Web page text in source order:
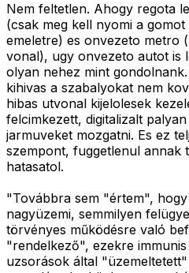
Nem feltetlen. Ahogy regota
(csak meg kell nyomi a
emeletre) es onvezeto metro
vonal), ugy onvezeto autot is
olyan nehez mint
kihivas a szabalyokat nem
hibas utvonal kijelolesek
felcimkezett, digitalizalt
jarmuveket mozgatni. Es ez
szempont, fuggetlenul annak
hatasatol.
"Továbbra sem "értem",
nagyüzemi, semmilyen
törvényes működésre való
"rendelkező", ezekre
uzsorások által